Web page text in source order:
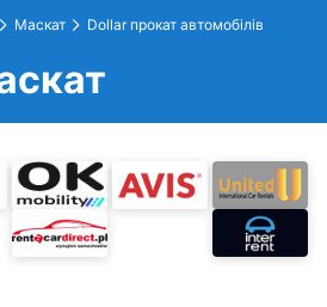
Маскат Dollar прокат автомобілів